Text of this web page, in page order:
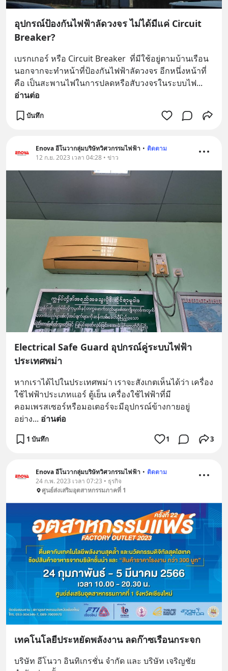
อุปกรณ์ป้องกันไฟฟ้าลัดวงจร ไม่ได้มีแค่ Circuit
Breaker?
เบรกเกอร์ หรือ Circuit Breaker  ที่มีใช้อยู่ตามบ้านเรือน
นอกจากจะทำหน้าที่ป้องกันไฟฟ้าลัดวงจร อีกหนึ่งหน้าที่
คือ เป็นสะพานไฟในการปลดหรือสับวงจรในระบบไฟ
อ่านต่อ
บันทึก
Enova อีโนวากลุ่มบริษัทวิศวกรรมไฟฟ้า • ติดตาม
12 ก.ย. 2023 เวลา 04:28 • ข่าว
Electrical Safe Guard อุปกรณ์คู่ระบบไฟฟ้า
ประเทศพม่า
หากเราได้ไปในประเทศพม่า เราจะสังเกตเห็นได้ว่า เครื่อง
ใช้ไฟฟ้าประเภทแอร์ ตู้เย็น เครื่องใช้ไฟฟ้าที่มี
คอมเพรสเซอร์หรือมอเตอร์จะมีอุปกรณ์ข้างกายอยู่
อย่าง... อ่านต่อ
1 บันทึก 1 3
Enova อีโนวากลุ่มบริษัทวิศวกรรมไฟฟ้า • ติดตาม
24 ก.พ. 2023 เวลา 07:23 • ธุรกิจ
ศูนย์ส่งเสริมอุตสาหกรรมภาคที่ 1
เทคโนโลยีประหยัดพลังงาน ลดก๊าซเรือนกระจก
บริษัท อีโนวา อินทิเกรชั่น จำกัด และ บริษัท เจริญชัย